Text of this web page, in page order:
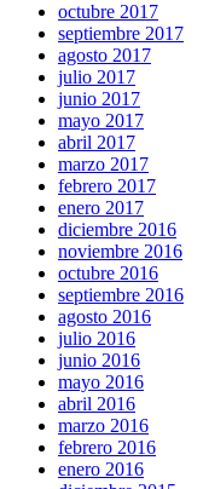
octubre 2017
septiembre 2017
agosto 2017
julio 2017
junio 2017
mayo 2017
abril 2017
marzo 2017
febrero 2017
enero 2017
diciembre 2016
noviembre 2016
octubre 2016
septiembre 2016
agosto 2016
julio 2016
junio 2016
mayo 2016
abril 2016
marzo 2016
febrero 2016
enero 2016